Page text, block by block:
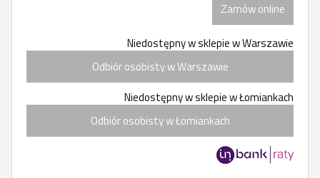
Zamów online
Niedostępny w sklepie w Warszawie
Odbiór osobisty w Warszawie
Niedostępny w sklepie w Łomiankach
Odbiór osobisty w Łomiankach